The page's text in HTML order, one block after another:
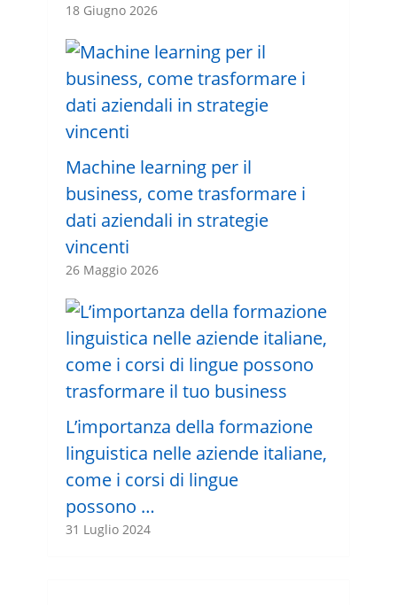
18 Giugno 2026
Machine learning per il
business, come trasformare i
dati aziendali in strategie
vincenti
26 Maggio 2026
L’importanza della formazione
linguistica nelle aziende italiane,
come i corsi di lingue
possono …
31 Luglio 2024